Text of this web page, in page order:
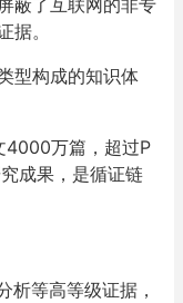
据。
型构成的知识体
4000万篇，超过P
成果，是循证链
析等高等级证据，